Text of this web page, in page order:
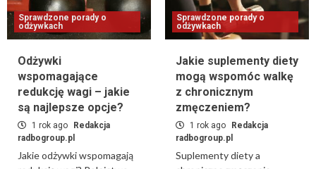
Sprawdzone porady o
odżywkach
Odżywki
wspomagające
redukcję wagi – jakie
są najlepsze opcje?
1 rok ago
Redakcja
radbogroup.pl
Jakie odżywki wspomagają
Sprawdzone porady o
odżywkach
Jakie suplementy diety
mogą wspomóc walkę
z chronicznym
zmęczeniem?
1 rok ago
Redakcja
radbogroup.pl
Suplementy diety a